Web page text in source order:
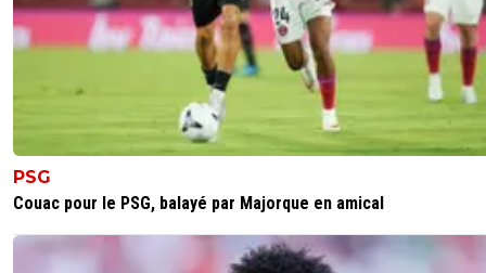
PSG
Couac pour le PSG, balayé par Majorque en amical